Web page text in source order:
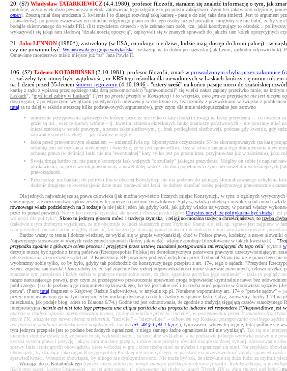
20. (S?) Władysław TATARKIEWICZ (4.4.1980), profesor filozofii, starałem się znaleźć informację o tym, jak
proteście, aczkolwiek dużo pewniejsza metoda załatwienia tego odgórnie to po prostu zabójstwo). Zgon ten załatwiono odgórnie,
omen). Zresztą miał datę urodzenia 3. kwietnia i to dlatego rozwinął taką karierę - pasuje do niej taka data śmierci. Jest to argument
i kawalerów); po prostu zważywszy na istnienie odgórnego planu co do jego osoby już od początku, mogłoby się nie trafić, że by
bodajże skierowanego do władz PRL (list trzydziestu czterech - tyle zebrano tam osób, tzn. jakiś koordynujący to ośrodek...
wykazywali się jakąś tam śladową "działalnością opozycją", zapisywali się w znanych sprawach do jakichś tam kółek opozycyjnych
21. John LENNON (1980*), zastrzelony (w USA, co nikogo nie dziwi, ludzie mają dostęp do broni palnej) - w
czy nie powinno być. Wylansowała go grupa watykańska - wskazuje na to dobór po nazwisku (jak Lenin; zachodni odpowiednik).
Omawiane morderstwo miało miejsce już "za" Jana Pawła II.
106. (S?) Tadeusz KOTARBIŃSKI (3.10.1981), profesor filozofii, zmarł w prowadzonym chyba przez zakonnice
r.; zaś żeby tym mniej było wątpliwości, nr KRS tego ośrodka dla niewidomych w Laskach kończy się moim
na 1 dzień przed 35-leciem śmierci jego żony (4.10.1946 - "cztery sześć" na końcu pasuje nieco do szatańskiej
kartkę z sądu z wpisaną przez sędziego taką datą prawomocności) "uprawomocnił" się wielki nakaz zapłaty przeciwko mnie, na którym
Łaskach", "myśliciel zabity w Łaskach" ("jest po prostu przepis w Konstytucji i to wszystko, owo prawo prezydenta nie jest niczym
dostrzegana, z pojedynczymi wyjątkami pojedynczych interwencji w doktrynie czy też rozmów z przywódcami w związku z
tutaj (a tu dalej w tekście streszczę kilka podstawowych argumentów), przy czym dla mnie niedopuszczalne jest zarówno
umorzenie postępowania sądowego (w którym przecież nie tylko o karę chodzi) z uwagi na łaskę prezydenta — co uważam
gdzie są itd., więc te sprawy wtórne – tj. kwestia istnienia określonych funkcjonariuszy państwowych – nie powinny mieć
(niezależnością w sensie prawnym, a zatem także służbowym, tj. brak podległości służbowej), podczas gdy kwestie,
ratowanie samych siebie) — jak również w ogóle:
łaska przed prawomocnym skazaniem — uniemożliwia np. hipotetyczne oczyszczenie SN ze skorumpowanych (za kasę
odsunięciem od orzekania niewinnego i twierdzić, że to jest sprawiedliwe, bez w istocie łamania tego domniemania
ochroną prawa (w definicji łaski nie ma "ewentualnej" kary, tylko jest po prostu kara, przyjmowana już w założeniu), jako
Swoją drogą bardzo mi nie pasuje koncepcja łask wziętych "z szuflady" jakiegoś prezydenta. Mógłby on sobie je napisać
ułaskawienia, aż przed wyrok prawomocny a nawet dalej wstecz, do dnia popełnienia czynu lub nawet dni wcześniejszych
praworządność.
Przechodząc już bardziej do polityki (bo w obecnej Konstytucji nie ma podstaw do jakiegoś sformalizowanego uchylenia
dodanie drugiego tę kwestię (jakie dane musi podawać akt łaski: że dobrze określać osobę pojedynczego prawomocnie
Dla jednych najważniejsze są prawa człowieka (jak można wywieść z licznych miejsc Konstytucji, w tym: z ogólnych
słuszniejsze, ale orzecznictwo sądów zeszło w tej mierze na poziom rynsztokowy. Sądy są władzą odrębną i niezależną od innych władz
równowaga władz podzielonych na 3 rodzaje (a nie jakiś jeden jak gdyby król, jak gdyby władca najwyższy, w postaci władzy
przez to ponad prawem). Nie tylko tradycja rzymska, ale nawet i chrześcijańska (gdyż Chrystus uczył, że polityka ma być służbą) jest
wolności dla polityka". Skoro tu jednym głosem mówi i tradycja rzymska, i religijno-moralna tradycja chrześcijaństwa, to trzeba
(zaledwie z tym drobnym wyjątkiem, że nie obejmuje to ludzi skazanych przez Trybunał Stanu; ale jeśli np. sprawa jest najpierw
sam prezydent: on sam siebie mógłby zbawiać, tak bardzo go stawiają ponad prawem i demokratycznymi prorównościowymi
Bardzo ważny to temat i dobrze wiedzieć, że wykluł się w grupie watykańskiej, choć w Polsce prawo, kodeksy, a nawet słowniki
Najwyższego stosowane w różnych codziennych sprawach (które, jak widać, właśnie aprobuje filozofowanie w takich kwestiach) –
przypadku zgodnie z głównym celem procesu i przyjętymi przez ustawę zasadami postępowania zmierzającymi do tego celu" (cytat z
decyzje muszą być zgodne z istotą państwa (Rzeczpospolita Polska jest demokratycznym państwem prawnym urzeczywistniającym
odszkodowania za orzeczenie sądu) art. 2 Konstytucji RP powinien podlegać uchyleniu przez Trybunał Stanu (na razie prawo tego
wyobraźmy sobie tylko, co by było, gdyby tak podchodzić do konstytucyjnego przepisu z art. 174, tego o sądach. "Prezydent
zatem: zupełna samowola! Oznaczałoby to, że sąd zupełnie bez żadnej odpowiedzialności może skazywać niewinnych, celowo
znaczenie tym przepisom i każdy sędzia w praktyce może sobie orzec, co chce, ogranicza go tylko jego sumienie" – takie to poglądy
rażąco naruszającego prawo), przy czym za przestępstwo przekroczenia uprawnień mogą odpowiadać kryminalnie nawet bez
publicznego. (I o ile pozbawią go immunitetu sędziowskiego, bo też jest takie coś i tu trzeba mieć poparcie w środowisku sędziów.)
prawa". (Patrz tutaj fragment o Krajowej Radzie Sądownictwa, w artykule xp.pl. Notabene wspomniany art. 174 o "prawie sądów" –
przeze mnie ustawiono go na tym miejscu, żeby uniknąć dyskusji co do tej bzdury w sprawie łaski. Gdyż, zauważmy, liczby 1-74
mieszkania, jak podaje blog: adres to Blatona 6/74.) Godne też jest odnotowania, że zgodnie z tradycją sięgającą czasów starożytnego
interpretacyjna incivile est nisi tota lege perspecta una aliqua particula eius proposita iudicare vel respondere("Nieprawidłowe jest
oparcie w tradycji sposób interpretowania prawa, czyżby to właśnie przez to "incivile", w postępowaniu przed Trybunałem
teorie TK, słusznie czy nawet nieraz niesłusznie, "incivile!" – "niecywilne!" – albowiem wg Kodeksu postępowania cywilnego sędzia
bez potrzeby składania wniosku przez kogokolwiek: tak wg art. 48 § 1 pkt 1 k.p.c.); tymczasem, wbrew tej regule, tutaj próbuje się
tym jednym przepisie jest to podane bez żadnych ograniczeń; z niego samego żadne ograniczenia mi nie wynikają". Tak się nie
kierunku studiów dowie się, że prawo to się wykłada inaczej, są specjalne wykładnie, a na podstawie jednego wyrywka ustawy nie
szeroki system prawa i pozycję, jaką w nim ma dany przepis, i różne inne przepisy również mające do danej sytuacji zastosowanie
sprawy łaski istniejących) obowiązków, które wchodzą w grę i które trzeba mieć na uwadze i ograniczać się nimi. Na przykład:
Obowiązek, by działając jako organ Rzeczpospolitej Polskiej nie naruszyć tego, że państwo ma urzeczywistniać zasady
sprawiedliwości. Wreszcie: obowiązek, by nikogo nie dyskryminowano. Nie może być tak, że skrzyknie się dużo ludzi za czyimiś
Wracając do p. Kotarbińskiego (oprócz niego zabito też innego znanego polskiego profesora filozofii: Kołakowskiego, a
liście przy okazji Lucyny Uzdowskiej... to jej data zgonu, tj. planowana już chyba w latach 70-tych XIX w. data śmierci mej babci)